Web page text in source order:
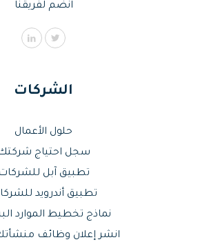
انضم لفريقنا
الشركات
حلول الأعمال
سجل احتياج
تطبيق آبل
تطبيق أندرويد
نماذج تخطيط الموارد
انشر إعلان وظائف